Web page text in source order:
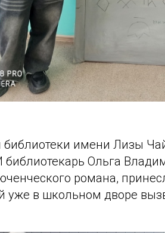
библиотеки имени Лизы
библиотекарь Ольга
романа,
уже в школьном дворе